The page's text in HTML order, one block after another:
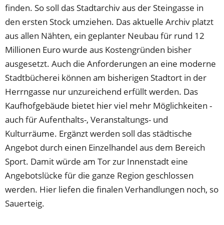
finden. So soll das Stadtarchiv aus der Steingasse in
den ersten Stock umziehen. Das aktuelle Archiv platzt
aus allen Nähten, ein geplanter Neubau für rund 12
Millionen Euro wurde aus Kostengründen bisher
ausgesetzt. Auch die Anforderungen an eine moderne
Stadtbücherei können am bisherigen Stadtort in der
Herrngasse nur unzureichend erfüllt werden. Das
Kaufhofgebäude bietet hier viel mehr Möglichkeiten -
auch für Aufenthalts-, Veranstaltungs- und
Kulturräume. Ergänzt werden soll das städtische
Angebot durch einen Einzelhandel aus dem Bereich
Sport. Damit würde am Tor zur Innenstadt eine
Angebotslücke für die ganze Region geschlossen
werden. Hier liefen die finalen Verhandlungen noch, so
Sauerteig.